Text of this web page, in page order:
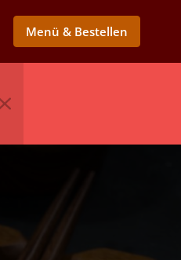
Menü & Bestellen